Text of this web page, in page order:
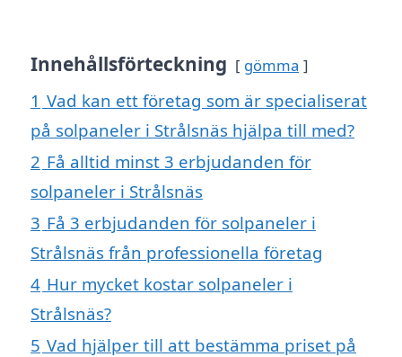
Innehållsförteckning gömma
1 Vad kan ett företag som är specialiserat
på solpaneler i Strålsnäs hjälpa till med?
2 Få alltid minst 3 erbjudanden för
solpaneler i Strålsnäs
3 Få 3 erbjudanden för solpaneler i
Strålsnäs från professionella företag
4 Hur mycket kostar solpaneler i
Strålsnäs?
5 Vad hjälper till att bestämma priset på